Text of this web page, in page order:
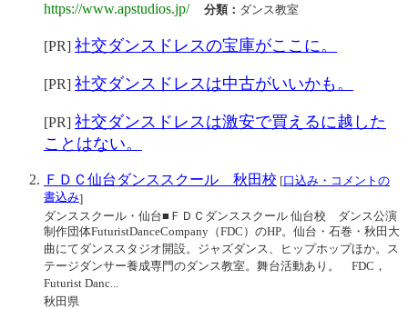
https://www.apstudios.jp/ 分類： ダンス教室
[PR] 社交ダンスドレスの宝庫がここに。
[PR] 社交ダンスドレスは中古がいいかも。
[PR] 社交ダンスドレスは激安で買えるに越した
ことはない。
ＦＤＣ仙台ダンススクール 秋田校 [口込み・コメントの
書込み]
ダンススクール・仙台■ＦＤＣダンススクール 仙台校 ダンス公演
制作団体FuturistDanceCompany（FDC）のHP。仙台・石巻・秋田大
曲にてダンススタジオ開設。ジャズダンス、ヒップホップほか。ス
テージダンサー養成専門のダンス教室。舞台活動あり。 FDC，
Futurist Danc...
秋田県